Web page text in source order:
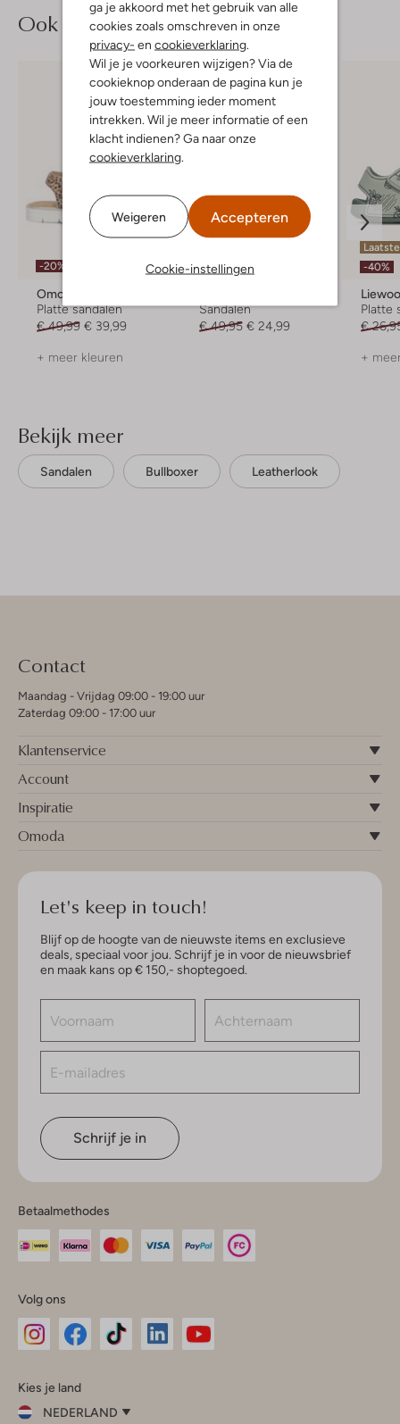
ga je akkoord met het gebruik van alle
cookies zoals omschreven in onze
privacy- en cookieverklaring.
Wil je je voorkeuren wijzigen? Via de
cookieknop onderaan de pagina kun je
jouw toestemming ieder moment
intrekken. Wil je meer informatie of een
klacht indienen? Ga naar onze
cookieverklaring.
Weigeren Accepteren
Cookie-instellingen
Ook iets voor jou?
-20%
Omoda
Platte sandalen
€ 49,99 € 39,99
+ meer kleuren
-50%
Sandalen
€ 49,95 € 24,99
-40%
Platte
€
+
Bekijk meer
Sandalen Bullboxer Leatherlook
Contact
Maandag - Vrijdag 09:00 - 19:00 uur
Zaterdag 09:00 - 17:00 uur
Klantenservice
Account
Inspiratie
Omoda
Let's keep in touch!
Blijf op de hoogte van de nieuwste items en exclusieve
deals, speciaal voor jou. Schrijf je in voor de nieuwsbrief
en maak kans op € 150,- shoptegoed.
Schrijf je in
Betaalmethodes
Volg ons
InstagramFacebook
Kies je land
NEDERLAND